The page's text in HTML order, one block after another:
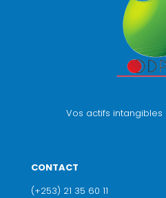
Vos actifs
CONTACT
(+253) 21 35 60 11